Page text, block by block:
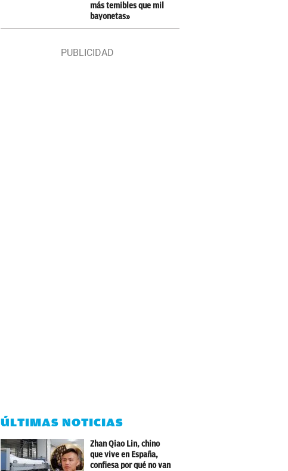
más temibles que mil
bayonetas»
ÚLTIMAS NOTICIAS
Zhan Qiao Lin, chino
que vive en España,
confiesa por qué no van